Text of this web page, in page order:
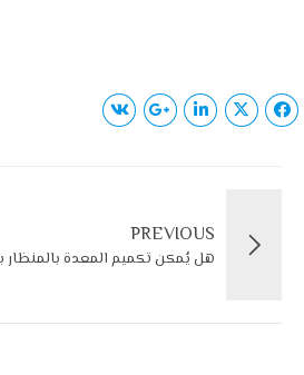
PREVIOUS
هل يُمكن تكميم المعدة بالمنظار